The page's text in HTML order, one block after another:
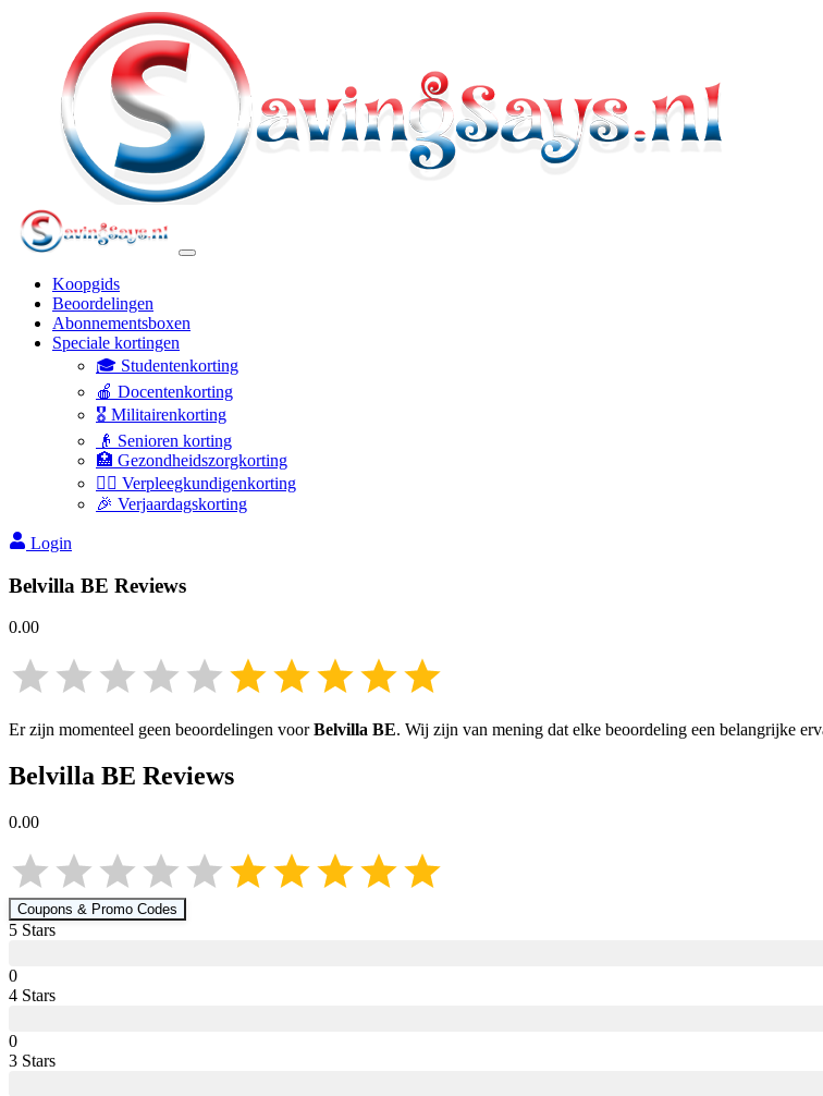
Koopgids
Beoordelingen
Abonnementsboxen
Speciale kortingen
🎓 Studentenkorting
🍎 Docentenkorting
🎖️ Militairenkorting
👴 Senioren korting
🏥 Gezondheidszorgkorting
👩‍⚕️ Verpleegkundigenkorting
🎉 Verjaardagskorting
Login
Belvilla BE Reviews
0.00
Er zijn momenteel geen beoordelingen voorBelvilla BE. Wij zijn van mening dat elke beoordeling een belangrijke
Belvilla BE Reviews
0.00
Coupons & Promo Codes
5 Stars
0
4 Stars
0
3 Stars